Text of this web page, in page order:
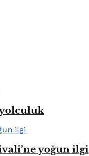
yolculuk
yoğun ilgi